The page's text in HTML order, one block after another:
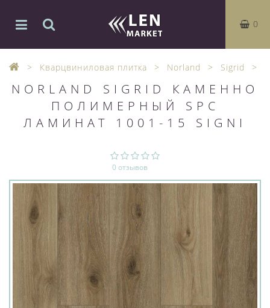
0
Кварцвиниловая плитка Norland Sigrid
NORLAND SIGRID КАМЕННО
ПОЛИМЕРНЫЙ SPC
ЛАМИНАТ 1001-15 SIGNI
0 отзывов